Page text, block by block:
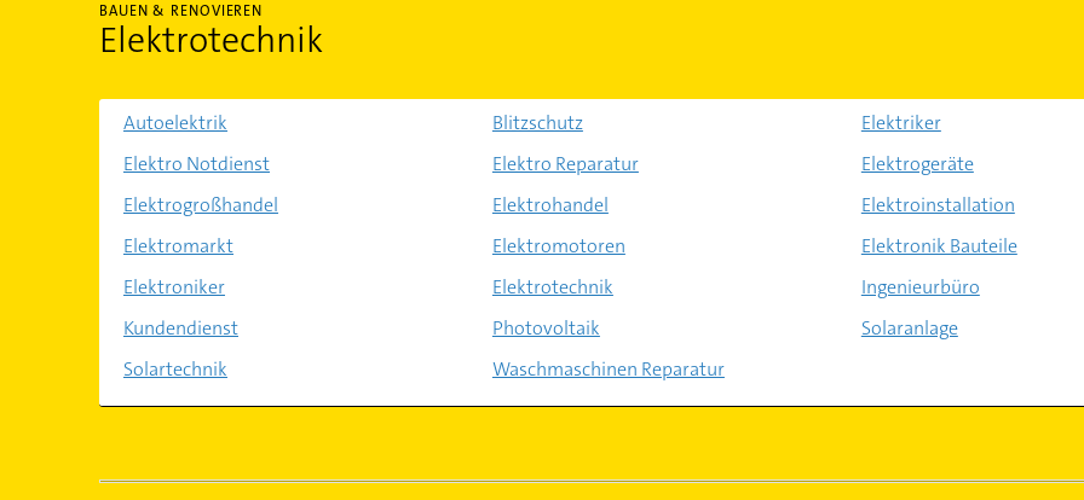
BAUEN & RENOVIEREN
Elektrotechnik
Autoelektrik Blitzschutz
Elektriker
Elektro Notdienst
Elektro Reparatur
Elektrogeräte
Elektrogroßhandel
Elektrohandel
Elektroinstallation
Elektromarkt
Elektromotoren
Elektronik Bauteile
Elektroniker
Elektrotechnik
Ingenieurbüro
Kundendienst
Photovoltaik
Solaranlage
Solartechnik
Waschmaschinen Reparatur